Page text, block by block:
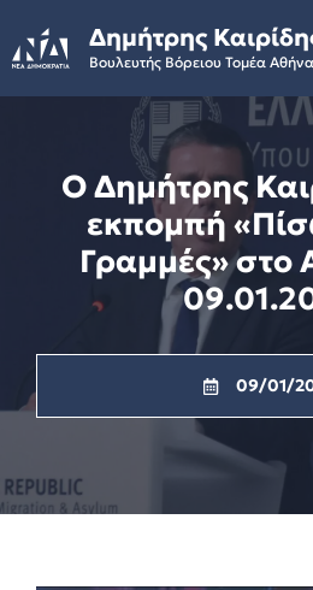
to
content
Δημήτρης
Βουλευτής Βόρειου Τομέα
Ο Δημήτρης
εκπομπή
Γραμμές» στο
09/01/